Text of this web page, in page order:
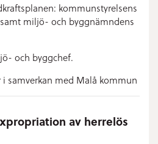
kommunstyrelsens
miljö- och byggnämndens
och byggchef.
i samverkan med Malå kommun
av herrelös